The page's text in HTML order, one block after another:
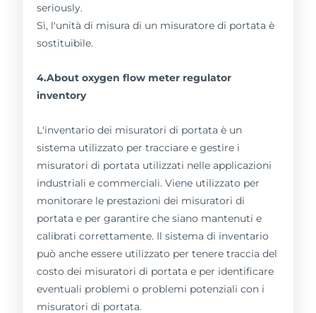
seriously.
Sì, l'unità di misura di un misuratore di portata è
sostituibile.
4.About oxygen flow meter regulator
inventory
L'inventario dei misuratori di portata è un
sistema utilizzato per tracciare e gestire i
misuratori di portata utilizzati nelle applicazioni
industriali e commerciali. Viene utilizzato per
monitorare le prestazioni dei misuratori di
portata e per garantire che siano mantenuti e
calibrati correttamente. Il sistema di inventario
può anche essere utilizzato per tenere traccia del
costo dei misuratori di portata e per identificare
eventuali problemi o problemi potenziali con i
misuratori di portata.